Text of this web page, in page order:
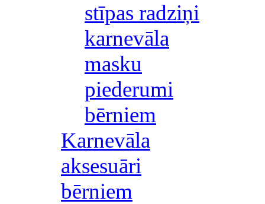
stīpas radziņi
karnevāla
masku
piederumi
bērniem
Karnevāla
aksesuāri
bērniem